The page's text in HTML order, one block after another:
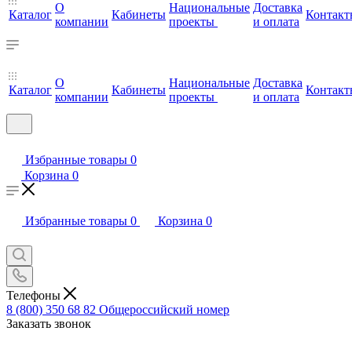
Каталог
О
компании
Кабинеты
Национальные
проекты
Доставка
и оплата
Каталог
О
компании
Кабинеты
Национальные
проекты
Доставка
и оплата
Избранные товары 0
Корзина 0
Избранные товары 0 Корзина 0
Телефоны
8 (800) 350 68 82 Общероссийский номер
Заказать звонок